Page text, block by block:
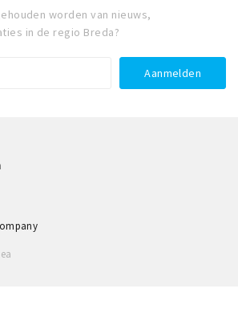
worden van nieuws,
in de regio Breda?